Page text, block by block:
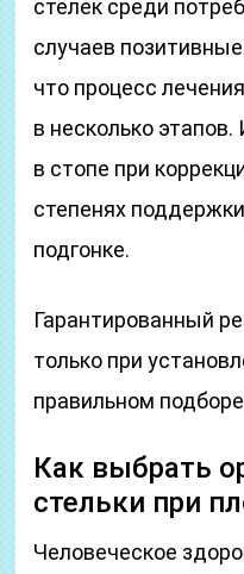
стелек среди
случаев
что процесс
в несколько
в стопе при
степенях
подгонке.
Гарантированный
только при
правильном
Как выбрать
стельки при
Человеческое